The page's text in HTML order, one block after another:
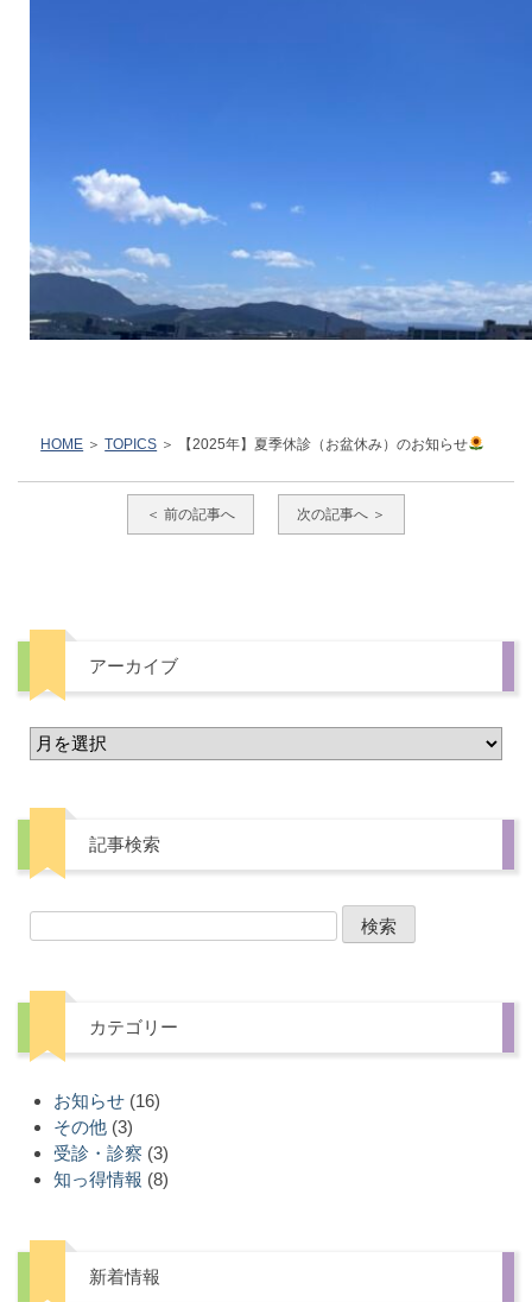
HOME TOPICS 【2025年】夏季休診（お盆休み）のお知らせ
＜ 前の記事へ 次の記事へ ＞
アーカイブ
記事検索
カテゴリー
お知らせ (16)
その他 (3)
受診・診察 (3)
知っ得情報 (8)
新着情報